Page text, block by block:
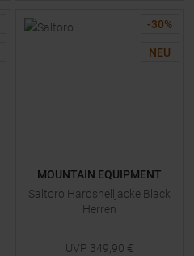
-30%
NEU
MOUNTAIN EQUIPMENT
Saltoro Hardshelljacke Black
Herren
UVP 349,90 €